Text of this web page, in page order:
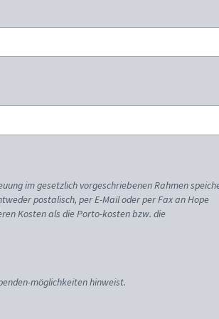
im gesetzlich vorgeschriebenen Rahmen
postalisch, per E-Mail oder per Fax an Hope
Kosten als die Porto-kosten bzw. die
möglichkeiten hinweist.